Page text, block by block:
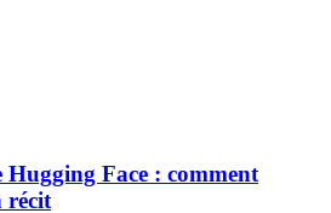
Face : comment
récit